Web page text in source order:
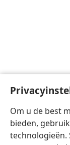
Om u de best
bieden,
technologieën.